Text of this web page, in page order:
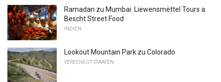
Ramadan zu Mumbai: Liewensmëttel Tours a
Bescht Street Food
INDIEN
Lookout Mountain Park zu Colorado
VEREENEGT STAATEN